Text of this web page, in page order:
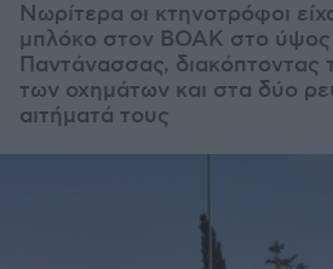
Nωρίτερα οι κτηνοτρόφοι
μπλόκο στον ΒΟΑΚ στο ύψος
Παντάνασσας, διακόπτοντας
των οχημάτων και στα δύο
αιτήματά τους